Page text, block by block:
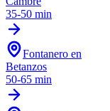
35-50 min
Fontanero en
Betanzos
50-65 min